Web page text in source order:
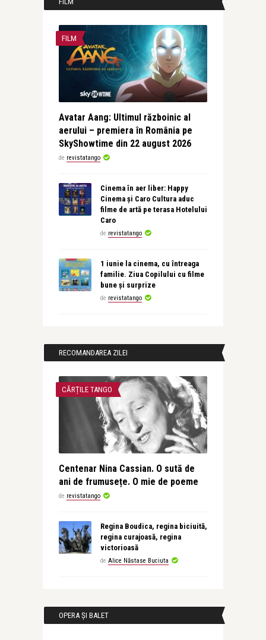
FILM
Avatar Aang: Ultimul războinic al
aerului – premiera în România pe
SkyShowtime din 22 august 2026
de revistatango
Cinema în aer liber: Happy
Cinema și Caro Cultura aduc
filme de artă pe terasa Hotelului
Caro
de revistatango
1 iunie la cinema, cu întreaga
familie. Ziua Copilului cu filme
bune și surprize
de revistatango
RECOMANDAREA ZILEI
CĂRȚILE TANGO
Centenar Nina Cassian. O sută de
ani de frumusețe. O mie de poeme
de revistatango
Regina Boudica, regina biciuită,
regina curajoasă, regina
victorioasă
de Alice Năstase Buciuta
OPERA ȘI BALET